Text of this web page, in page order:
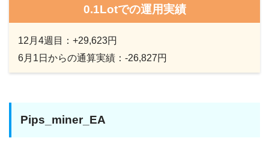
0.1Lotでの運用実績
12月4週目：+29,623円
6月1日からの通算実績：-26,827円
Pips_miner_EA